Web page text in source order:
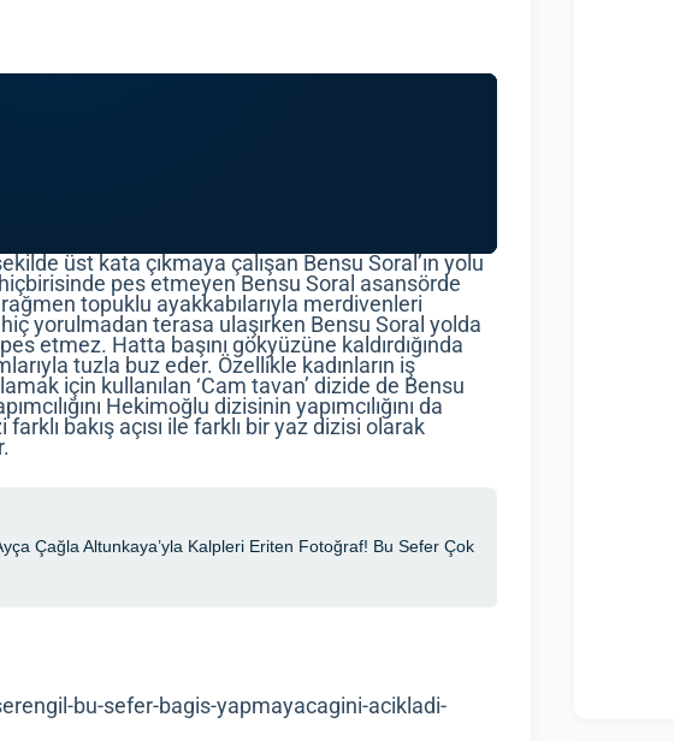
üst kata çıkmaya çalışan Bensu Soral’ın yolu
pes etmeyen Bensu Soral asansörde
topuklu ayakkabılarıyla merdivenleri
yorulmadan terasa ulaşırken Bensu Soral yolda
etmez. Hatta başını gökyüzüne kaldırdığında
tuzla buz eder. Özellikle kadınların iş
için kullanılan ‘Cam tavan’ dizide de Bensu
Hekimoğlu dizisinin yapımcılığını da
bakış açısı ile farklı bir yaz dizisi olarak
bu-sefer-bagis-yapmayacagini-acikladi-